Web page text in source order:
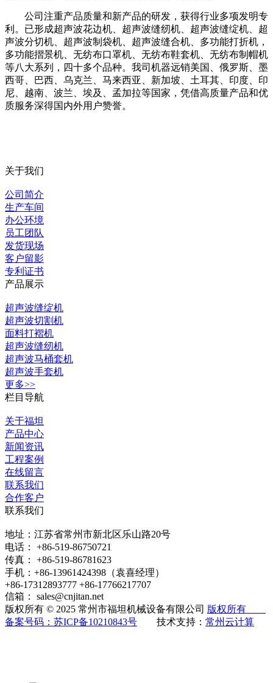
公司注重产品质量和新产品的研发，获得行业多项发明专
利。已形成超声波花边机、超声波缝纫机、超声波缝绽机、超
声波分切机、超声波制袋机、超声波缝合机、多功能打折机，
多功能摺景机、无纺布口罩机、无纺布鞋套机、无纺布制帽机
等八大系列，四十多个品种。我司机器远销美国、俄罗斯、墨
西哥、巴西、乌克兰、马来西亚、新加坡、土耳其、印度、印
尼、越南、波兰、埃及、孟加拉等国家，凭借高质量产品和优
质服务深得国内外用户赞誉。
关于我们
公司简介
生产车间
办公环境
员工团队
发货现场
客户留影
专利证书
产品展示
超声波缝绽机
超声波切割机
面料打褶机
超声波缝纫机
超声波马桶套机
超声波手套机
更多>>
栏目导航
关于福坦
产品中心
新闻资讯
工程案例
在线留言
联系我们
合作客户
联系我们
地址：江苏省常州市新北区乐山路20号
电话： +86-519-86750721
传真： +86-519-86781623
手机：+86-13961424398（袁喜经理）
+86-17312893777 +86-17766217707
信箱： sales@cnjitan.net
版权所有 © 2025 常州市福坦机械设备有限公司 版权所有
备案号码： 苏ICP备10210843号 技术支持： 常州云计算